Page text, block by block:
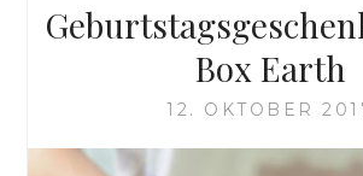
Box Earth
12. OKTOBER